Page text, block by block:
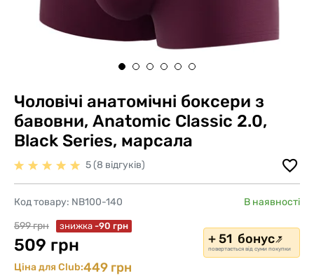
Чоловічі анатомічні боксери з
бавовни, Anatomic Classic 2.0,
Black Series, марсала
5 (8 відгуків)
Код товару: NB100-140
В наявності
599 грн
знижка -90 грн
509 грн + 51 бонус
повертається від суми покупки
Ціна для Club:449 грн